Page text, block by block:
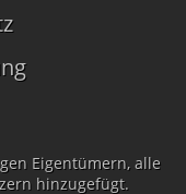
Eigentümern, alle
hinzugefügt.